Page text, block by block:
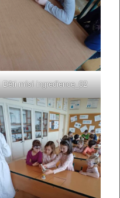
Děti mísí ingredience_02